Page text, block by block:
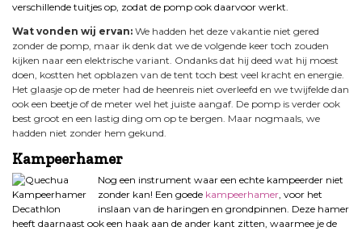
verschillende tuitjes op, zodat de pomp ook daarvoor werkt.
Wat vonden wij ervan: We hadden het deze vakantie niet gered
zonder de pomp, maar ik denk dat we de volgende keer toch zouden
kijken naar een elektrische variant. Ondanks dat hij deed wat hij moest
doen, kostten het opblazen van de tent toch best veel kracht en energie.
Het glaasje op de meter had de heenreis niet overleefd en we twijfelde dan
ook een beetje of de meter wel het juiste aangaf. De pomp is verder ook
best groot en een lastig ding om op te bergen. Maar nogmaals, we
hadden niet zonder hem gekund.
Kampeerhamer
Nog een instrument waar een echte kampeerder niet
zonder kan! Een goede kampeerhamer, voor het
inslaan van de haringen en grondpinnen. Deze hamer
heeft daarnaast ook een haak aan de ander kant zitten, waarmee je de